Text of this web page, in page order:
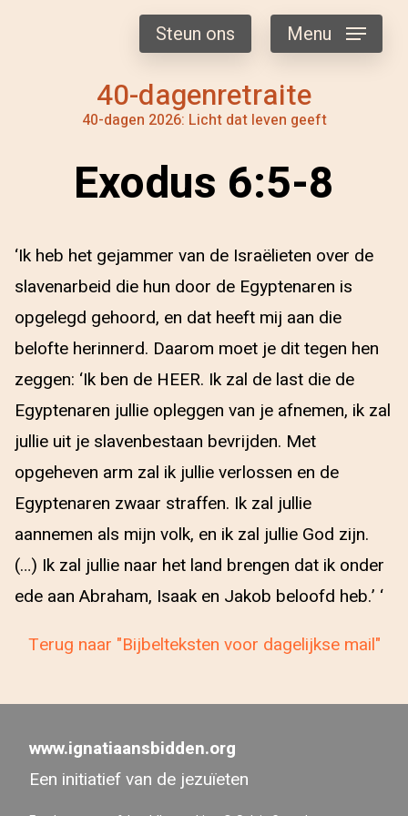
40-dagenretraite
40-dagen 2026: Licht dat leven geeft
Steun ons Menu
Exodus 6:5-8
‘Ik heb het gejammer van de Israëlieten over de
slavenarbeid die hun door de Egyptenaren is
opgelegd gehoord, en dat heeft mij aan die
belofte herinnerd. Daarom moet je dit tegen hen
zeggen: ‘Ik ben de HEER. Ik zal de last die de
Egyptenaren jullie opleggen van je afnemen, ik zal
jullie uit je slavenbestaan bevrijden. Met
opgeheven arm zal ik jullie verlossen en de
Egyptenaren zwaar straffen. Ik zal jullie
aannemen als mijn volk, en ik zal jullie God zijn.
(…) Ik zal jullie naar het land brengen dat ik onder
ede aan Abraham, Isaak en Jakob beloofd heb.’ ‘
Terug naar "Bijbelteksten voor dagelijkse mail"
www.ignatiaansbidden.org
Een initiatief van de jezuïeten